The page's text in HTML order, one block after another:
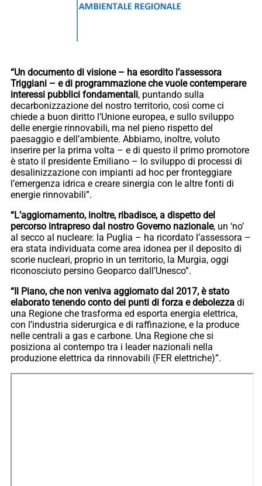
“Un documento di visione – ha esordito l’assessora
Triggiani – e di programmazione che vuole contemperare
interessi pubblici fondamentali, puntando sulla
decarbonizzazione del nostro territorio, così come ci
chiede a buon diritto l’Unione europea, e sullo sviluppo
delle energie rinnovabili, ma nel pieno rispetto del
paesaggio e dell’ambiente. Abbiamo, inoltre, voluto
inserire per la prima volta – e di questo il primo promotore
è stato il presidente Emiliano – lo sviluppo di processi di
desalinizzazione con impianti ad hoc per fronteggiare
l’emergenza idrica e creare sinergia con le altre fonti di
energie rinnovabili”.
“L’aggiornamento, inoltre, ribadisce, a dispetto del
percorso intrapreso dal nostro Governo nazionale, un ‘no’
al secco al nucleare: la Puglia – ha ricordato l’assessora –
era stata individuata come area idonea per il deposito di
scorie nucleari, proprio in un territorio, la Murgia, oggi
riconosciuto persino Geoparco dall’Unesco”.
“Il Piano, che non veniva aggiornato dal 2017, è stato
elaborato tenendo conto dei punti di forza e debolezza di
una Regione che trasforma ed esporta energia elettrica,
con l’industria siderurgica e di raffinazione, e la produce
nelle centrali a gas e carbone. Una Regione che si
posiziona al contempo tra i leader nazionali nella
produzione elettrica da rinnovabili (FER elettriche)”.